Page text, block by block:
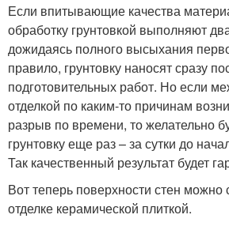
Если впитывающие качества
обработку грунтовкой выполняют
дожидаясь полного высыхания
правило, грунтовку наносят сразу
подготовительных работ. Но если
отделкой по каким-то причинам
разрыв по времени, то желательно
грунтовку еще раз – за сутки до
Так качественный результат будет
Вот теперь поверхности стен можно
отделке керамической плиткой.